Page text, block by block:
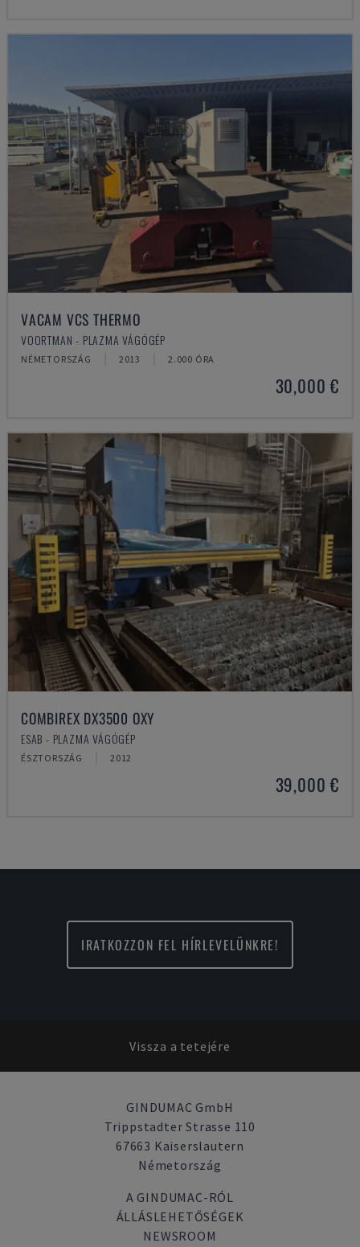
VACAM VCS THERMO
VOORTMAN - PLAZMA VÁGÓGÉP
NÉMETORSZÁG 2013 2.000 ÓRA
30,000 €
COMBIREX DX3500 OXY
ESAB - PLAZMA VÁGÓGÉP
ÉSZTORSZÁG 2012
39,000 €
IRATKOZZON FEL HÍRLEVELÜNKRE!
Vissza a tetejére
GINDUMAC GmbH
Trippstadter Strasse 110
67663 Kaiserslautern
Németország
A GINDUMAC-RÓL
ÁLLÁSLEHETŐSÉGEK
NEWSROOM